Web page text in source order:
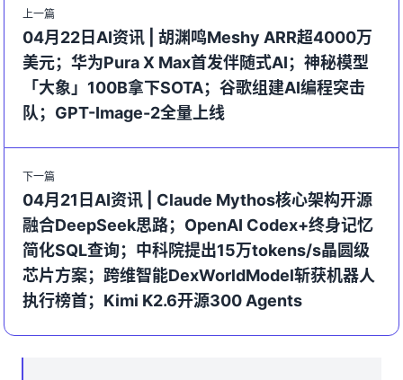
上一篇
04月22日AI资讯 | 胡渊鸣Meshy ARR超4000万
美元；华为Pura X Max首发伴随式AI；神秘模型
「大象」100B拿下SOTA；谷歌组建AI编程突击
队；GPT-Image-2全量上线
下一篇
04月21日AI资讯 | Claude Mythos核心架构开源
融合DeepSeek思路；OpenAI Codex+终身记忆
简化SQL查询；中科院提出15万tokens/s晶圆级
芯片方案；跨维智能DexWorldModel斩获机器人
执行榜首；Kimi K2.6开源300 Agents